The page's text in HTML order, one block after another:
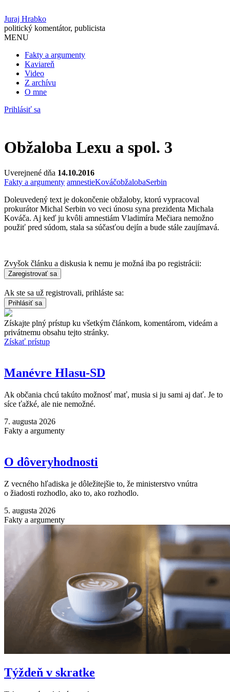
Juraj Hrabko
politický komentátor, publicista
MENU
Fakty a argumenty
Kaviareň
Video
Z archívu
O mne
Prihlásiť sa
Obžaloba Lexu a spol. 3
Uverejnené dňa 14.10.2016
Fakty a argumenty amnestieKováčobžalobaSerbin
Doleuvedený text je dokončenie obžaloby, ktorú vypracoval
prokurátor Michal Serbin vo veci únosu syna prezidenta Michala
Kováča. Aj keď ju kvôli amnestiám Vladimíra Mečiara nemožno
použiť pred súdom, stala sa súčasťou dejín a bude stále zaujímavá.
Zvyšok článku a diskusia k nemu je možná iba po registrácii:
Ak ste sa už registrovali, prihláste sa:
Získajte plný prístup ku všetkým článkom, komentárom, videám a
privátnemu obsahu tejto stránky.
Získať prístup
Manévre Hlasu-SD
Ak občania chcú takúto možnosť mať, musia si ju sami aj dať. Je to
síce ťažké, ale nie nemožné.
7. augusta 2026
Fakty a argumenty
O dôveryhodnosti
Z vecného hľadiska je dôležitejšie to, že ministerstvo vnútra
o žiadosti rozhodlo, ako to, ako rozhodlo.
5. augusta 2026
Fakty a argumenty
Týždeň v skratke